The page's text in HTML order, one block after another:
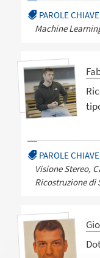
PAROLE
Machine
PAROLE
Visione Stereo,
Ricostruzione di